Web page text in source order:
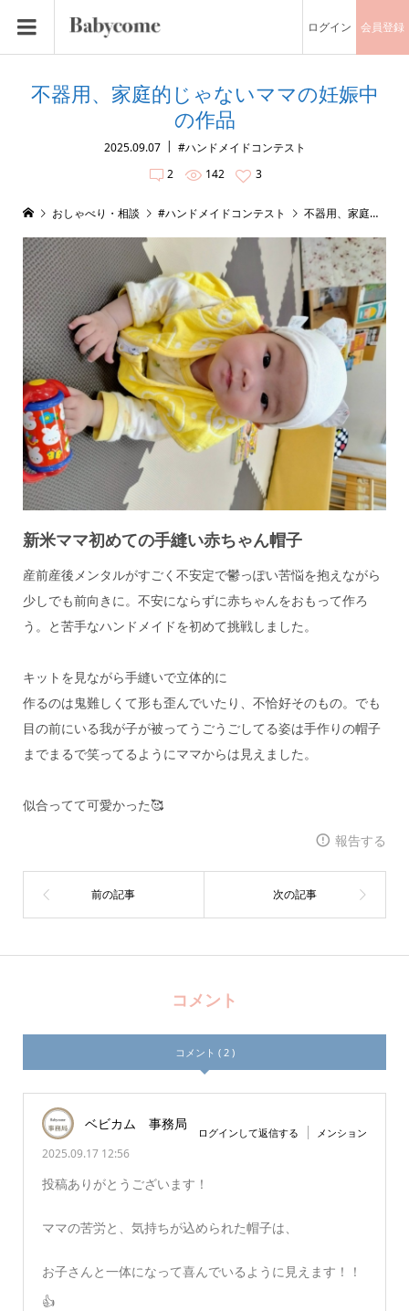
ログイン 会員登録
不器用、家庭的じゃないママの妊娠中
の作品
2025.09.07
#ハンドメイドコンテスト
2
142 3
おしゃべり・相談 #ハンドメイドコンテスト 不器用、家庭的じゃないママの妊娠中の作品
新米ママ初めての手縫い赤ちゃん帽子
産前産後メンタルがすごく不安定で鬱っぽい苦悩を抱えながら
少しでも前向きに。不安にならずに赤ちゃんをおもって作ろ
う。と苦手なハンドメイドを初めて挑戦しました。
キットを見ながら手縫いで立体的に
作るのは鬼難しくて形も歪んでいたり、不恰好そのもの。でも
目の前にいる我が子が被ってうごうごしてる姿は手作りの帽子
までまるで笑ってるようにママからは見えました。
似合ってて可愛かった🥰
報告する
コメント
コメント ( 2 )
ベビカム 事務局
2025.09.17 12:56
ログインして返信する メンション
投稿ありがとうございます！
ママの苦労と、気持ちが込められた帽子は、
お子さんと一体になって喜んでいるように見えます！！
👍